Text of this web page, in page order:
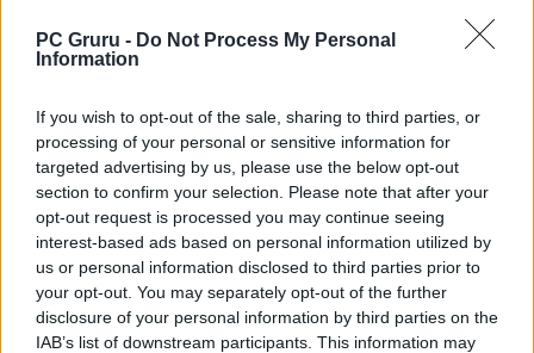
PC Gruru - Do Not Process My Personal
Information
If you wish to opt-out of the sale, sharing to third parties, or
processing of your personal or sensitive information for
targeted advertising by us, please use the below opt-out
section to confirm your selection. Please note that after your
opt-out request is processed you may continue seeing
interest-based ads based on personal information utilized by
us or personal information disclosed to third parties prior to
your opt-out. You may separately opt-out of the further
disclosure of your personal information by third parties on the
IAB’s list of downstream participants. This information may